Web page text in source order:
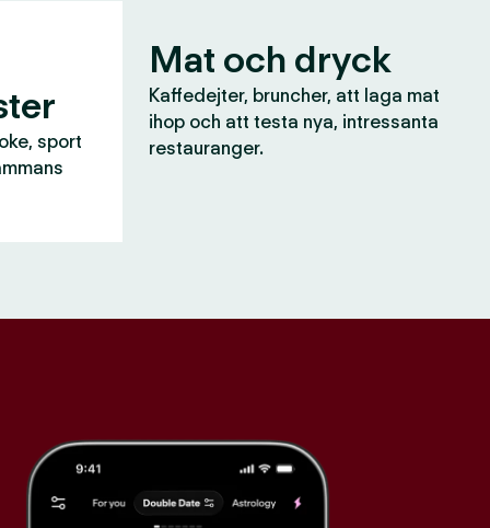
sport
Mat och dryck
Kaffedejter, bruncher, att laga mat
ihop och att testa nya, intressanta
restauranger.